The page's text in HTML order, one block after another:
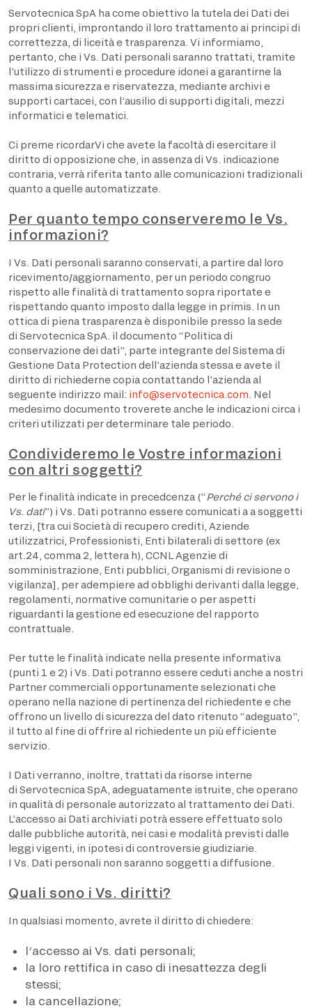
Servotecnica SpA ha come obiettivo la tutela dei Dati dei
propri clienti, improntando il loro trattamento ai principi di
correttezza, di liceità e trasparenza. Vi informiamo,
pertanto, che i Vs. Dati personali saranno trattati, tramite
l’utilizzo di strumenti e procedure idonei a garantirne la
massima sicurezza e riservatezza, mediante archivi e
supporti cartacei, con l’ausilio di supporti digitali, mezzi
informatici e telematici.
Ci preme ricordarVi che avete la facoltà di esercitare il
diritto di opposizione che, in assenza di Vs. indicazione
contraria, verrà riferita tanto alle comunicazioni tradizionali
quanto a quelle automatizzate.
Per quanto tempo conserveremo le Vs.
informazioni?
I Vs. Dati personali saranno conservati, a partire dal loro
ricevimento/aggiornamento, per un periodo congruo
rispetto alle finalità di trattamento sopra riportate e
rispettando quanto imposto dalla legge in primis. In un
ottica di piena trasparenza è disponibile presso la sede
di Servotecnica SpA. il documento “Politica di
conservazione dei dati”, parte integrante del Sistema di
Gestione Data Protection dell’azienda stessa e avete il
diritto di richiederne copia contattando l’azienda al
seguente indirizzo mail: info@servotecnica.com . Nel
medesimo documento troverete anche le indicazioni circa i
criteri utilizzati per determinare tale periodo.
Condivideremo le Vostre informazioni
con altri soggetti?
Per le finalità indicate in precedcenza (“Perché ci servono i
Vs. dati”) i Vs. Dati potranno essere comunicati a a soggetti
terzi, [tra cui Società di recupero crediti, Aziende
utilizzatrici, Professionisti, Enti bilaterali di settore (ex
art.24, comma 2, lettera h), CCNL Agenzie di
somministrazione, Enti pubblici, Organismi di revisione o
vigilanza], per adempiere ad obblighi derivanti dalla legge,
regolamenti, normative comunitarie o per aspetti
riguardanti la gestione ed esecuzione del rapporto
contrattuale.
Per tutte le finalità indicate nella presente informativa
(punti 1 e 2) i Vs. Dati potranno essere ceduti anche a nostri
Partner commerciali opportunamente selezionati che
operano nella nazione di pertinenza del richiedente e che
offrono un livello di sicurezza del dato ritenuto “adeguato”,
il tutto al fine di offrire al richiedente un più efficiente
servizio.
I Dati verranno, inoltre, trattati da risorse interne
di Servotecnica SpA, adeguatamente istruite, che operano
in qualità di personale autorizzato al trattamento dei Dati.
L’accesso ai Dati archiviati potrà essere effettuato solo
dalle pubbliche autorità, nei casi e modalità previsti dalle
leggi vigenti, in ipotesi di controversie giudiziarie.
I Vs. Dati personali non saranno soggetti a diffusione.
Quali sono i Vs. diritti?
In qualsiasi momento, avrete il diritto di chiedere:
l’accesso ai Vs. dati personali;
la loro rettifica in caso di inesattezza degli
stessi;
la cancellazione;